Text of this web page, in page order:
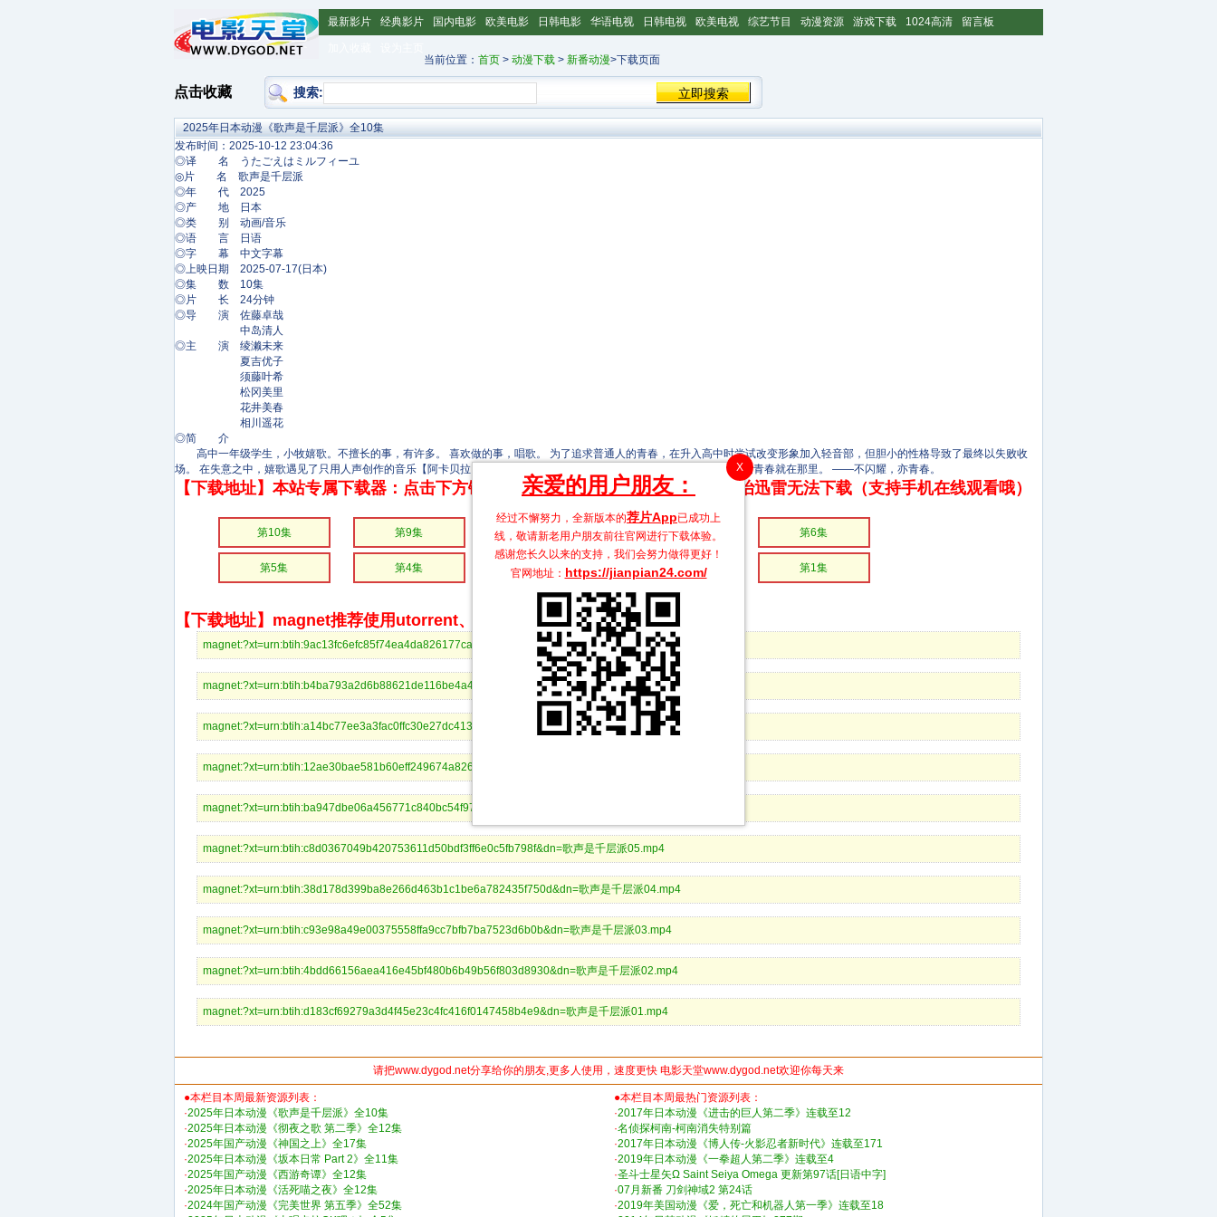
最新影片 经典影片 国内电影 欧美电影 日韩电影 华语电视 日韩电视 欧美电视 综艺节目 动漫资源 游戏下载 1024高清 留言板
当前位置： 首页 > 动漫下载 > 新番动漫>下载页面
点击收藏 搜索:
X
亲爱的用户朋友：
经过不懈努力，全新版本的荐片App已成功上
线，敬请新老用户朋友前往官网进行下载体验。
感谢您长久以来的支持，我们会努力做得更好！
官网地址： https://jianpian24.com/
2025年日本动漫《歌声是千层派》全10集
发布时间：2025-10-12 23:04:36
◎译 名 うたごえはミルフィーユ
◎片 名 歌声是千层派
◎年 代 2025
◎产 地 日本
◎类 别 动画/音乐
◎语 言 日语
◎字 幕 中文字幕
◎上映日期 2025-07-17(日本)
◎集 数 10集
◎片 长 24分钟
◎导 演 佐藤卓哉
中岛清人
◎主 演 绫濑未来
夏吉优子
须藤叶希
松冈美里
花井美春
相川遥花
◎简 介
高中一年级学生，小牧嬉歌。不擅长的事，有许多。 喜欢做的事，唱歌。 为了追求普通人的青春，在升入高中时尝试改变形象加入轻音部，但胆小的性格导致了最终以失败收
场。 在失意之中，嬉歌遇见了只用人声创作的音乐【阿卡贝拉】。只有通过重叠的声音才能彼此相连的，少女们不美好的青春就在那里。 ――不闪耀，亦青春。
【下载地址】本站专属下载器：点击下方链接 即可享受高速下载和在线播放 专治迅雷无法下载（支持手机在线观看哦）
第10集 第9集 第8集 第7集 第6集
第5集 第4集 第3集 第2集 第1集
【下载地址】magnet推荐使用utorrent、BitComet等bt客户端下载
magnet:?xt=urn:btih:9ac13fc6efc85f74ea4da826177ca4688a032b24&dn=歌声是千层派10.mp4
magnet:?xt=urn:btih:b4ba793a2d6b88621de116be4a4c5a828496874b&dn=歌声是千层派09.mp4
magnet:?xt=urn:btih:a14bc77ee3a3fac0ffc30e27dc4134133a4b3b29&dn=歌声是千层派08.mp4
magnet:?xt=urn:btih:12ae30bae581b60eff249674a826b5eb5fd804e9&dn=歌声是千层派07.mp4
magnet:?xt=urn:btih:ba947dbe06a456771c840bc54f9701ae874ef9ad&dn=歌声是千层派06.mp4
magnet:?xt=urn:btih:c8d0367049b420753611d50bdf3ff6e0c5fb798f&dn=歌声是千层派05.mp4
magnet:?xt=urn:btih:38d178d399ba8e266d463b1c1be6a782435f750d&dn=歌声是千层派04.mp4
magnet:?xt=urn:btih:c93e98a49e00375558ffa9cc7bfb7ba7523d6b0b&dn=歌声是千层派03.mp4
magnet:?xt=urn:btih:4bdd66156aea416e45bf480b6b49b56f803d8930&dn=歌声是千层派02.mp4
magnet:?xt=urn:btih:d183cf69279a3d4f45e23c4fc416f0147458b4e9&dn=歌声是千层派01.mp4
请把www.dygod.net分享给你的朋友,更多人使用，速度更快 电影天堂www.dygod.net欢迎你每天来
●本栏目本周最新资源列表：
·2025年日本动漫《歌声是千层派》全10集
·2025年日本动漫《彻夜之歌 第二季》全12集
·2025年国产动漫《神国之上》全17集
·2025年日本动漫《坂本日常 Part 2》全11集
·2025年国产动漫《西游奇谭》全12集
·2025年日本动漫《活死喵之夜》全12集
·2024年国产动漫《完美世界 第五季》全52集
●本栏目本周最热门资源列表：
·2017年日本动漫《进击的巨人第二季》连载至12
·名侦探柯南-柯南消失特别篇
·2017年日本动漫《博人传-火影忍者新时代》连载至171
·2019年日本动漫《一拳超人第二季》连载至4
·圣斗士星矢Ω Saint Seiya Omega 更新第97话[日语中字]
·07月新番 刀剑神域2 第24话
·2019年美国动漫《爱，死亡和机器人第一季》连载至18